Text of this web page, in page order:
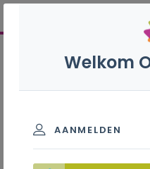
Welkom
AANMELDEN